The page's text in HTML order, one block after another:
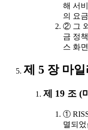
해 서
의 요
② 그
금 정
스 화
제 5 장 마
제 19 조 (
①
멸되